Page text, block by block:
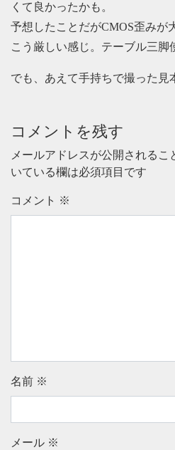
くて良かったかも。
予想したことだがCMOS歪みが
こう厳しい感じ。テーブル三脚
でも、あえて手持ちで撮った見
コメントを残す
メールアドレスが公開されるこ
いている欄は必須項目です
コメント ※
名前 ※
メール ※